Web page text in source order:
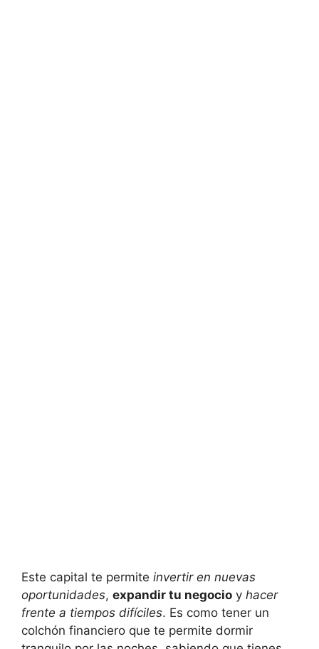
Este capital te permite invertir en nuevas
oportunidades, expandir tu negocio y hacer
frente a tiempos difíciles. Es como tener un
colchón financiero que te permite dormir